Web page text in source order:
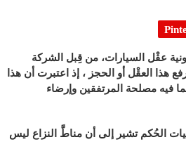
عقْل السيارات، من قِبل الشركة
هذا العقْل أو الحجز ، إذ اعتبرت أن هذا
فيه مصلحة المرتفقين وإرضاء
الحُكم تشير إلى أن مناطَّ النزاع ليس